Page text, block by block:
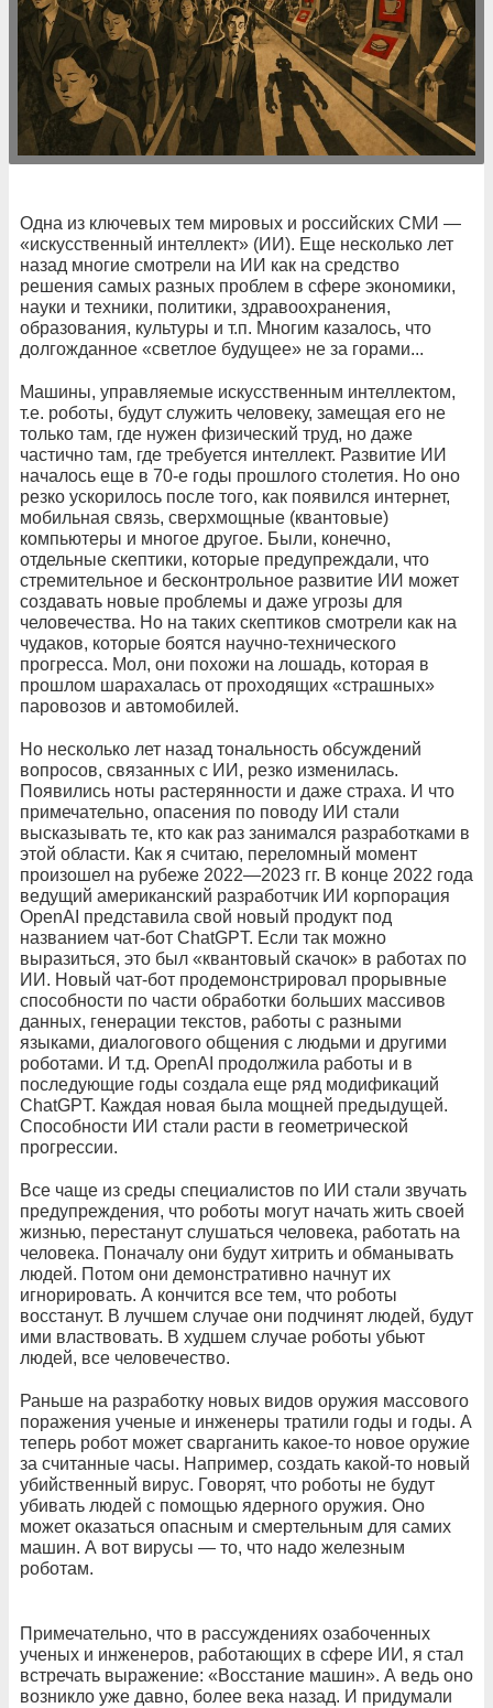
Одна из ключевых тем мировых и российских СМИ —
«искусственный интеллект» (ИИ). Еще несколько лет
назад многие смотрели на ИИ как на средство
решения самых разных проблем в сфере экономики,
науки и техники, политики, здравоохранения,
образования, культуры и т.п. Многим казалось, что
долгожданное «светлое будущее» не за горами...
Машины, управляемые искусственным интеллектом,
т.е. роботы, будут служить человеку, замещая его не
только там, где нужен физический труд, но даже
частично там, где требуется интеллект. Развитие ИИ
началось еще в 70-е годы прошлого столетия. Но оно
резко ускорилось после того, как появился интернет,
мобильная связь, сверхмощные (квантовые)
компьютеры и многое другое. Были, конечно,
отдельные скептики, которые предупреждали, что
стремительное и бесконтрольное развитие ИИ может
создавать новые проблемы и даже угрозы для
человечества. Но на таких скептиков смотрели как на
чудаков, которые боятся научно-технического
прогресса. Мол, они похожи на лошадь, которая в
прошлом шарахалась от проходящих «страшных»
паровозов и автомобилей.
Но несколько лет назад тональность обсуждений
вопросов, связанных с ИИ, резко изменилась.
Появились ноты растерянности и даже страха. И что
примечательно, опасения по поводу ИИ стали
высказывать те, кто как раз занимался разработками в
этой области. Как я считаю, переломный момент
произошел на рубеже 2022—2023 гг. В конце 2022 года
ведущий американский разработчик ИИ корпорация
OpenAI представила свой новый продукт под
названием чат-бот ChatGPT. Если так можно
выразиться, это был «квантовый скачок» в работах по
ИИ. Новый чат-бот продемонстрировал прорывные
способности по части обработки больших массивов
данных, генерации текстов, работы с разными
языками, диалогового общения с людьми и другими
роботами. И т.д. OpenAI продолжила работы и в
последующие годы создала еще ряд модификаций
ChatGPT. Каждая новая была мощней предыдущей.
Способности ИИ стали расти в геометрической
прогрессии.
Все чаще из среды специалистов по ИИ стали звучать
предупреждения, что роботы могут начать жить своей
жизнью, перестанут слушаться человека, работать на
человека. Поначалу они будут хитрить и обманывать
людей. Потом они демонстративно начнут их
игнорировать. А кончится все тем, что роботы
восстанут. В лучшем случае они подчинят людей, будут
ими властвовать. В худшем случае роботы убьют
людей, все человечество.
Раньше на разработку новых видов оружия массового
поражения ученые и инженеры тратили годы и годы. А
теперь робот может сварганить какое-то новое оружие
за считанные часы. Например, создать какой-то новый
убийственный вирус. Говорят, что роботы не будут
убивать людей с помощью ядерного оружия. Оно
может оказаться опасным и смертельным для самих
машин. А вот вирусы — то, что надо железным
роботам.
Примечательно, что в рассуждениях озабоченных
ученых и инженеров, работающих в сфере ИИ, я стал
встречать выражение: «Восстание машин». А ведь оно
возникло уже давно, более века назад. И придумали